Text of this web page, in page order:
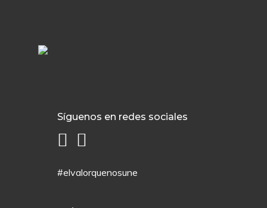
Síguenos en redes sociales
#elvalorquenosune